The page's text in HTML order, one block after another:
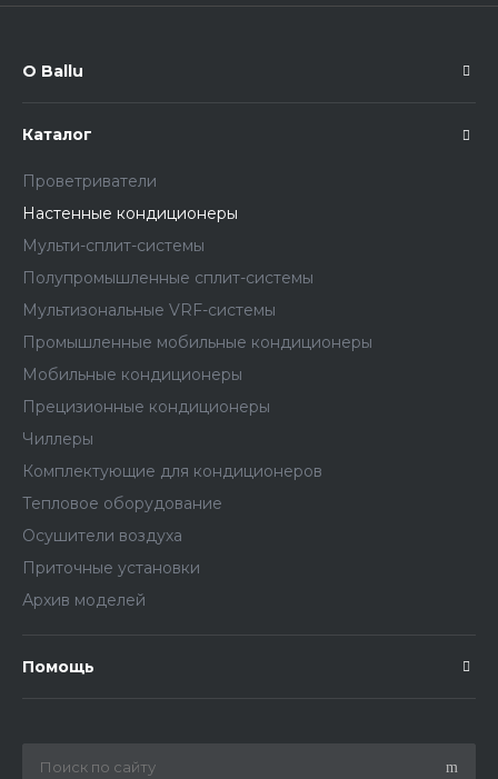
О Ballu
Каталог
Проветриватели
Настенные кондиционеры
Мульти-сплит-системы
Полупромышленные сплит-системы
Мультизональные VRF-системы
Промышленные мобильные кондиционеры
Мобильные кондиционеры
Прецизионные кондиционеры
Чиллеры
Комплектующие для кондиционеров
Тепловое оборудование
Осушители воздуха
Приточные установки
Архив моделей
Помощь